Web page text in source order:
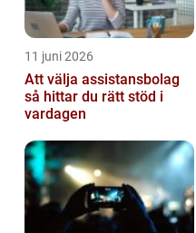
11 juni 2026
Att välja assistansbolag
så hittar du rätt stöd i
vardagen